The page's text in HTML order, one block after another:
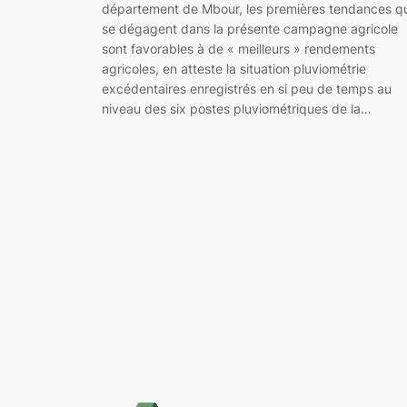
département de Mbour, les premières tendances
se dégagent dans la présente campagne agricole
sont favorables à de « meilleurs » rendements
agricoles, en atteste la situation pluviométrie
excédentaires enregistrés en si peu de temps au
niveau des six postes pluviométriques de la…